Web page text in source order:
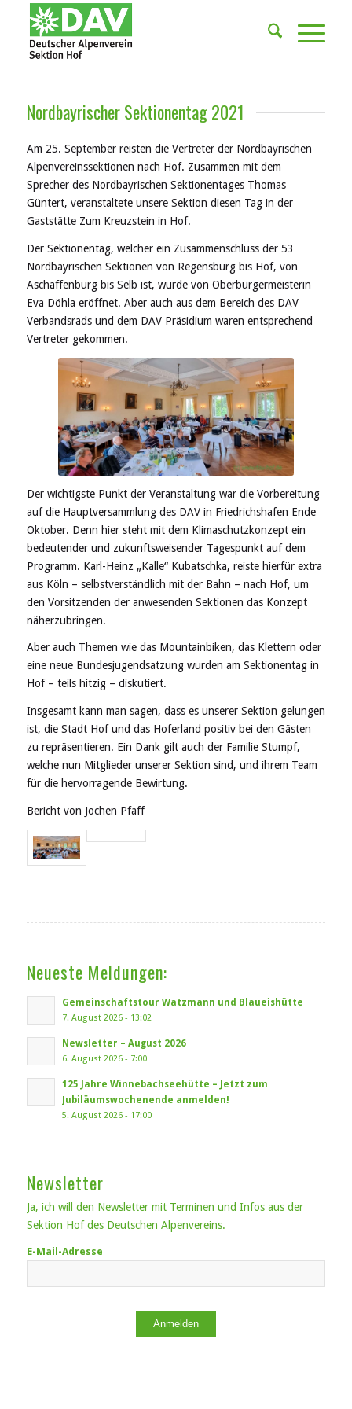
Nordbayrischer Sektionentag 2021
Am 25. September reisten die Vertreter der Nordbayrischen
Alpenvereinssektionen nach Hof. Zusammen mit dem
Sprecher des Nordbayrischen Sektionentages Thomas
Güntert, veranstaltete unsere Sektion diesen Tag in der
Gaststätte Zum Kreuzstein in Hof.
Der Sektionentag, welcher ein Zusammenschluss der 53
Nordbayrischen Sektionen von Regensburg bis Hof, von
Aschaffenburg bis Selb ist, wurde von Oberbürgermeisterin
Eva Döhla eröffnet. Aber auch aus dem Bereich des DAV
Verbandsrads und dem DAV Präsidium waren entsprechend
Vertreter gekommen.
Der wichtigste Punkt der Veranstaltung war die Vorbereitung
auf die Hauptversammlung des DAV in Friedrichshafen Ende
Oktober. Denn hier steht mit dem Klimaschutzkonzept ein
bedeutender und zukunftsweisender Tagespunkt auf dem
Programm. Karl-Heinz „Kalle“ Kubatschka, reiste hierfür extra
aus Köln – selbstverständlich mit der Bahn – nach Hof, um
den Vorsitzenden der anwesenden Sektionen das Konzept
näherzubringen.
Aber auch Themen wie das Mountainbiken, das Klettern oder
eine neue Bundesjugendsatzung wurden am Sektionentag in
Hof – teils hitzig – diskutiert.
Insgesamt kann man sagen, dass es unserer Sektion gelungen
ist, die Stadt Hof und das Hoferland positiv bei den Gästen
zu repräsentieren. Ein Dank gilt auch der Familie Stumpf,
welche nun Mitglieder unserer Sektion sind, und ihrem Team
für die hervorragende Bewirtung.
Bericht von Jochen Pfaff
Neueste Meldungen:
Gemeinschaftstour Watzmann und Blaueishütte
7. August 2026 - 13:02
Newsletter – August 2026
6. August 2026 - 7:00
125 Jahre Winnebachseehütte – Jetzt zum
Jubiläumswochenende anmelden!
5. August 2026 - 17:00
Newsletter
Ja, ich will den Newsletter mit Terminen und Infos aus der
Sektion Hof des Deutschen Alpenvereins.
E-Mail-Adresse
Anmelden